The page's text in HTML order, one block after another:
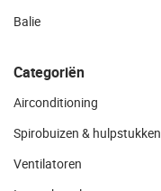
Balie
Categoriën
Airconditioning
Spirobuizen & hulpstukken
Ventilatoren